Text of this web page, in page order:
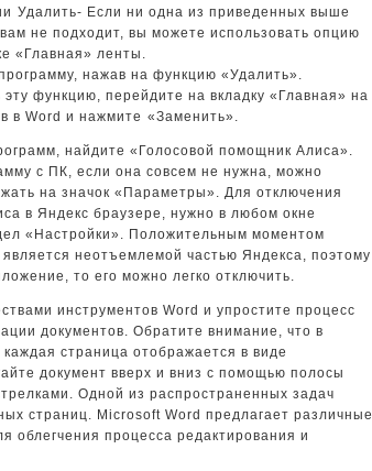
⁤Удалить- Если ни одна из приведенных выше
не подходит, вы можете использовать опцию
«Главная» ленты.
нажав на функцию «Удалить».
функцию, перейдите на вкладку «Главная» на
в Word и нажмите⁤ «Заменить».
найдите «Голосовой помощник Алиса».
с ПК, если она совсем не нужна, можно
на значок «Параметры». Для отключения
в Яндекс браузере, нужно в любом окне
«Настройки». Положительным моментом
неотъемлемой частью Яндекса, поэтому
то его можно легко отключить.
инструментов Word и упростите процесс
документов. Обратите внимание, что в
страница отображается в виде
документ вверх и вниз с помощью полосы
Одной из распространенных задач
страниц. Microsoft Word предлагает различные
облегчения процесса редактирования и